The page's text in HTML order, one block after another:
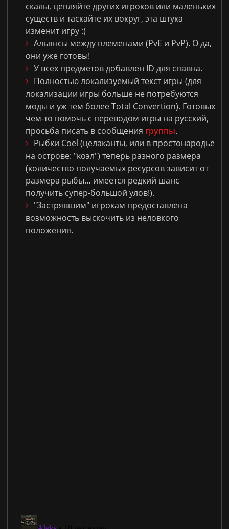
скалы, цепляйте других игроков или маленьких
существ и таскайте их вокруг, эта штука
изменит игру :)
Альянсы между племенами (PvE и PvP). О да,
они уже готовы!
У всех предметов добавлен ID для спавна.
Полностью локализуемый текст игры (для
локализации игры больше не потребуются
моды и уж тем болееTotal Convertion). Готовых
чем-то помочь с переводом игры на русский,
просьба писать в сообщения группы.
Рыбки Coel (целаканты, или в простонародье
на острове: "коэл") теперь разного размера
(количество получаемых ресурсов зависит от
размера рыбы… имеется редкий шанс
получить супер-большой улов!).
"Застрявшим" игрокам предоставлена
возможность выскочить из неловкого
положения.